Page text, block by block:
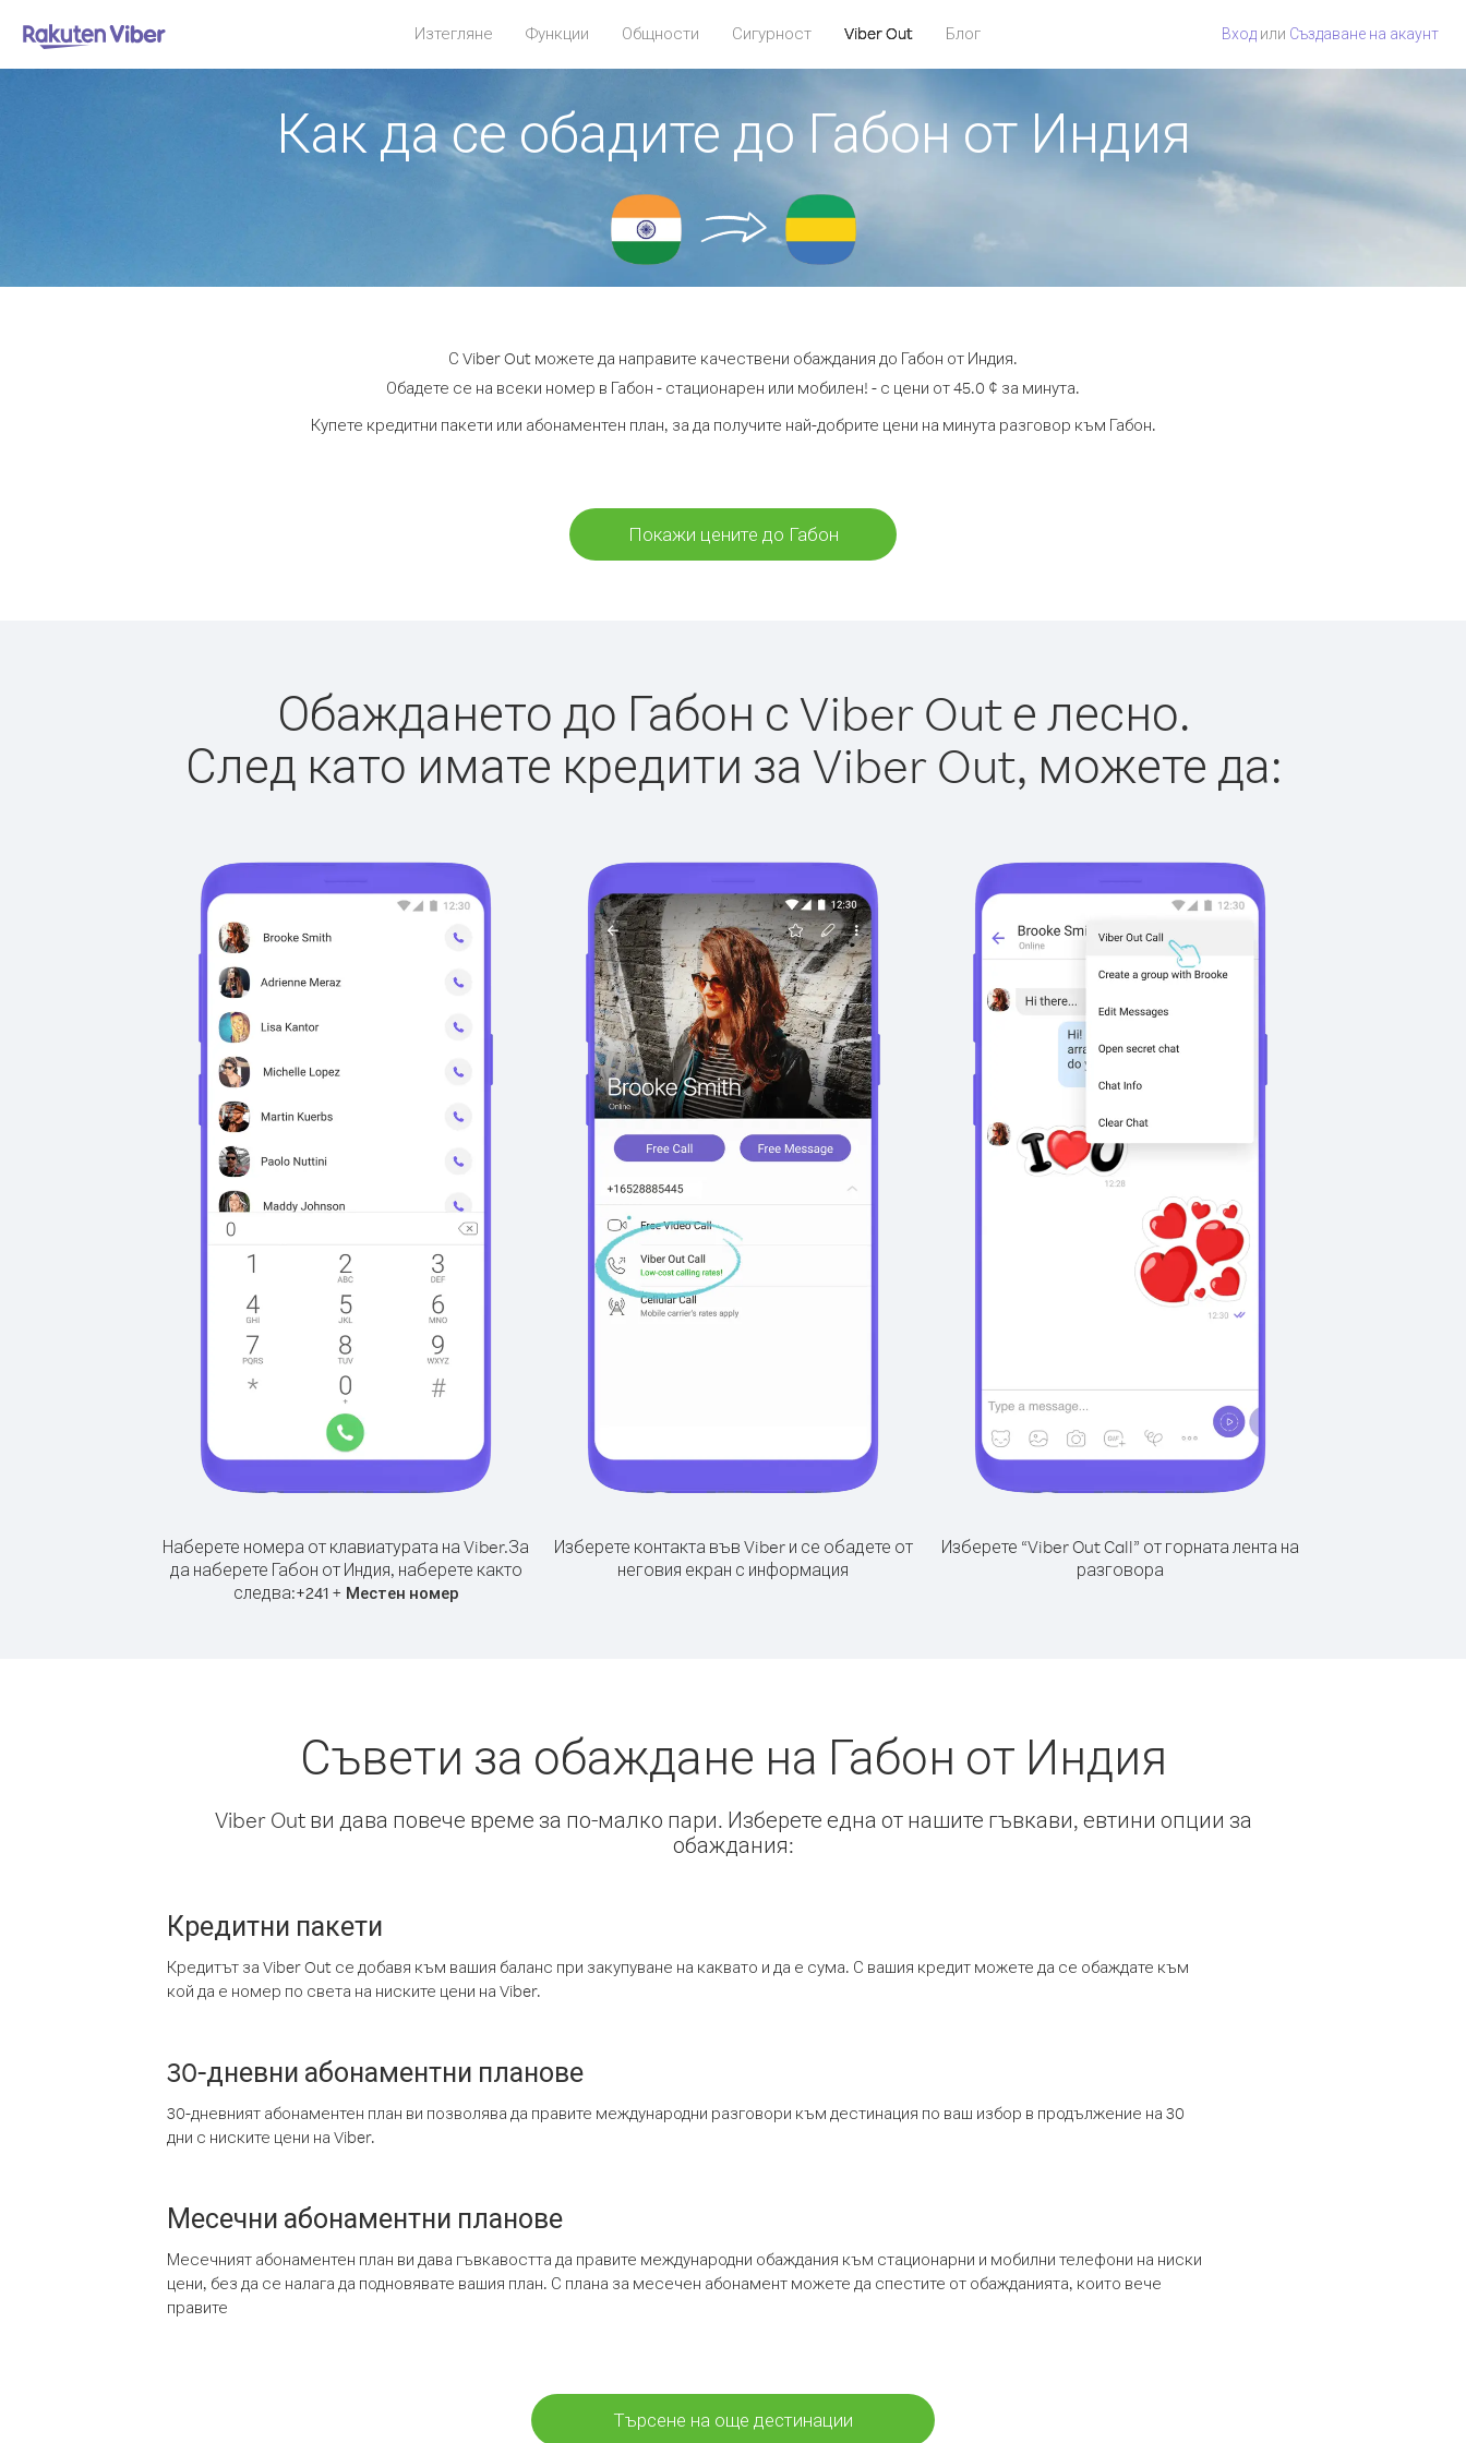
Изтегляне Функции Общности Сигурност Viber Out Блог Вход или Създаване на акаунт
Как да се обадите до Габон от Индия
С Viber Out можете да направите качествени обаждания до Габон от Индия.
Обадете се на всеки номер в Габон - стационарен или мобилен! - с цени от 45.0 ¢ за минута.
Купете кредитни пакети или абонаментен план, за да получите най-добрите цени на минута разговор към Габон.
Покажи цените до Габон
Обаждането до Габон с Viber Out е лесно.
След като имате кредити за Viber Out, можете да:
Наберете номера от клавиатурата на Viber.За
да наберете Габон от Индия, наберете както
следва:+241+ Местен номер
Изберете контакта във Viber и се обадете от
неговия екран с информация
Изберете “Viber Out Call” от горната лента на
разговора
Съвети за обаждане на Габон от Индия
Viber Out ви дава повече време за по-малко пари. Изберете една от нашите гъвкави, евтини опции за
обаждания:
Кредитни пакети
Кредитът за Viber Out се добавя към вашия баланс при закупуване на каквато и да е сума. С вашия кредит можете да се обаждате към
кой да е номер по света на ниските цени на Viber.
30-дневни абонаментни планове
30-дневният абонаментен план ви позволява да правите международни разговори към дестинация по ваш избор в продължение на 30
дни с ниските цени на Viber.
Месечни абонаментни планове
Месечният абонаментен план ви дава гъвкавостта да правите международни обаждания към стационарни и мобилни телефони на ниски
цени, без да се налага да подновявате вашия план. С плана за месечен абонамент можете да спестите от обажданията, които вече
правите
Търсене на още дестинации